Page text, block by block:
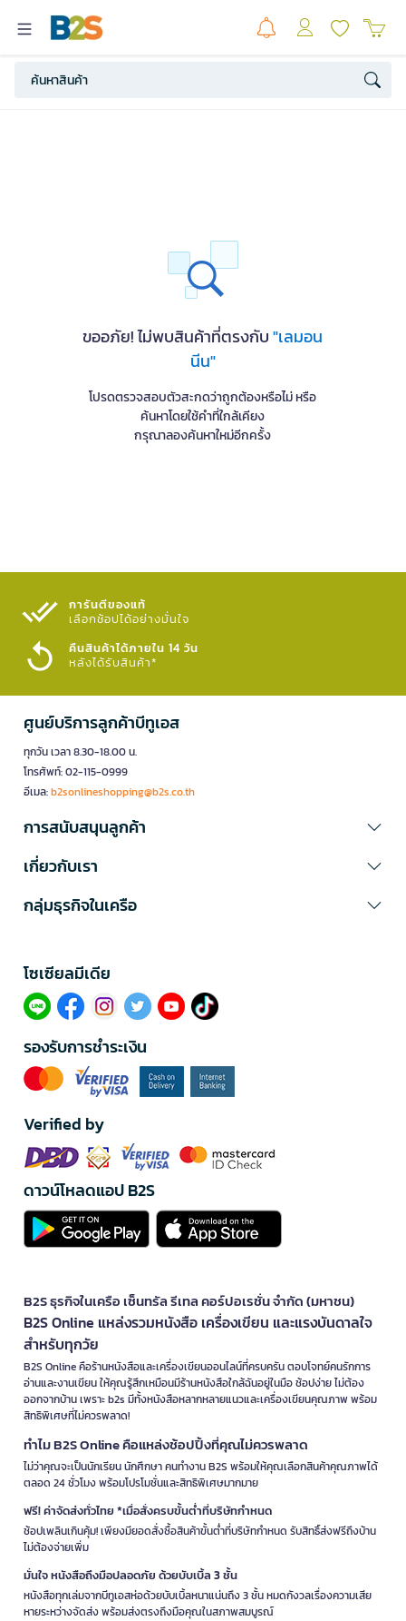
ขออภัย! ไม่พบสินค้าที่ตรงกับ"เลมอน
นีน"
โปรดตรวจสอบตัวสะกดว่าถูกต้องหรือไม่ หรือ
ค้นหาโดยใช้คำที่ใกล้เคียง
กรุณาลองค้นหาใหม่อีกครั้ง
การันตีของแท้
เลือกช้อปได้อย่างมั่นใจ​
คืนสินค้าได้ภายใน 14 วัน
หลังได้รับสินค้า*
ศูนย์บริการลูกค้าบีทูเอส
ทุกวัน เวลา 8.30-18.00 น.
โทรศัพท์: 02-115-0999
อีเมล:b2sonlineshopping@b2s.co.th
การสนับสนุนลูกค้า
เกี่ยวกับเรา
กลุ่มธุรกิจในเครือ
โซเซียลมีเดีย​
รองรับการชำระเงิน
Verified by
ดาวน์โหลดแอป B2S
B2S ธุรกิจในเครือ เซ็นทรัล รีเทล คอร์ปอเรชั่น จำกัด (มหาชน)
B2S Online แหล่งรวมหนังสือ เครื่องเขียน และแรงบันดาลใจ
สำหรับทุกวัย
B2S Online คือร้านหนังสือและเครื่องเขียนออนไลน์ที่ครบครัน ตอบโจทย์คนรักการ
อ่านและงานเขียน ให้คุณรู้สึกเหมือนมีร้านหนังสือใกล้ฉันอยู่ในมือ ช้อปง่าย ไม่ต้อง
ออกจากบ้าน เพราะ b2s มีทั้งหนังสือหลากหลายแนวและเครื่องเขียนคุณภาพ พร้อม
สิทธิพิเศษที่ไม่ควรพลาด!
ทำไม B2S Online คือแหล่งช้อปปิ้งที่คุณไม่ควรพลาด
ไม่ว่าคุณจะเป็นนักเรียน นักศึกษา คนทำงาน B2S พร้อมให้คุณเลือกสินค้าคุณภาพได้
ตลอด 24 ชั่วโมง พร้อมโปรโมชั่นและสิทธิพิเศษมากมาย
ฟรี! ค่าจัดส่งทั่วไทย *เมื่อสั่งครบขั้นต่ำที่บริษัทกำหนด
ช้อปเพลินเกินคุ้ม! เพียงมียอดสั่งซื้อสินค้าขั้นต่ำที่บริษัทกำหนด รับสิทธิ์ส่งฟรีถึงบ้าน
ไม่ต้องจ่ายเพิ่ม
มั่นใจ หนังสือถึงมือปลอดภัย ด้วยบับเบิ้ล 3 ชั้น
หนังสือทุกเล่มจากบีทูเอสห่อด้วยบับเบิ้ลหนาแน่นถึง 3 ชั้น หมดกังวลเรื่องความเสีย
หายระหว่างจัดส่ง พร้อมส่งตรงถึงมือคุณในสภาพสมบูรณ์